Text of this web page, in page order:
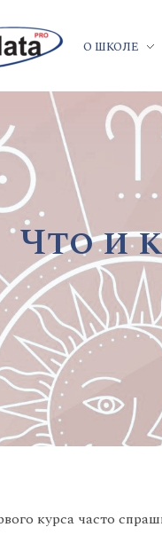
О ШКОЛЕ
Что и
курса часто